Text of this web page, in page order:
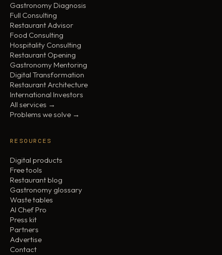
Gastronomy Diagnosis
Full Consulting
Restaurant Advisor
Food Consulting
Hospitality Consulting
Restaurant Opening
Gastronomy Mentoring
Digital Transformation
Restaurant Architecture
International Investors
All services →
Problems we solve →
RESOURCES
Digital products
Free tools
Restaurant blog
Gastronomy glossary
Waste tables
AI Chef Pro
Press kit
Partners
Advertise
Contact